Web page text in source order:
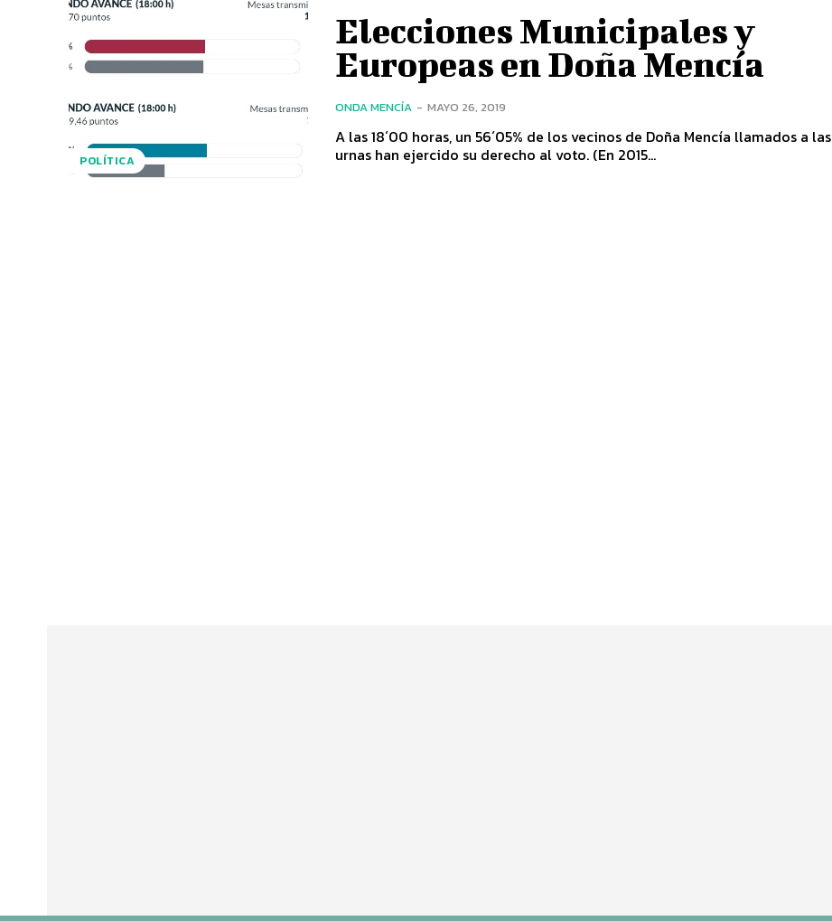
POLÍTICA
Elecciones Municipales y
Europeas en Doña Mencía
ONDA MENCÍA - MAYO 26, 2019
A las 18´00 horas, un 56´05% de los vecinos de Doña Mencía llamados a las
urnas han ejercido su derecho al voto. (En 2015...